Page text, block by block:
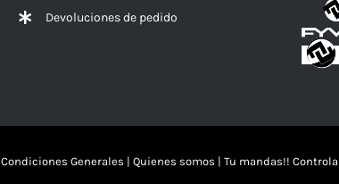
Devoluciones de pedido
Condiciones Generales | Quienes somos | Tu mandas!!